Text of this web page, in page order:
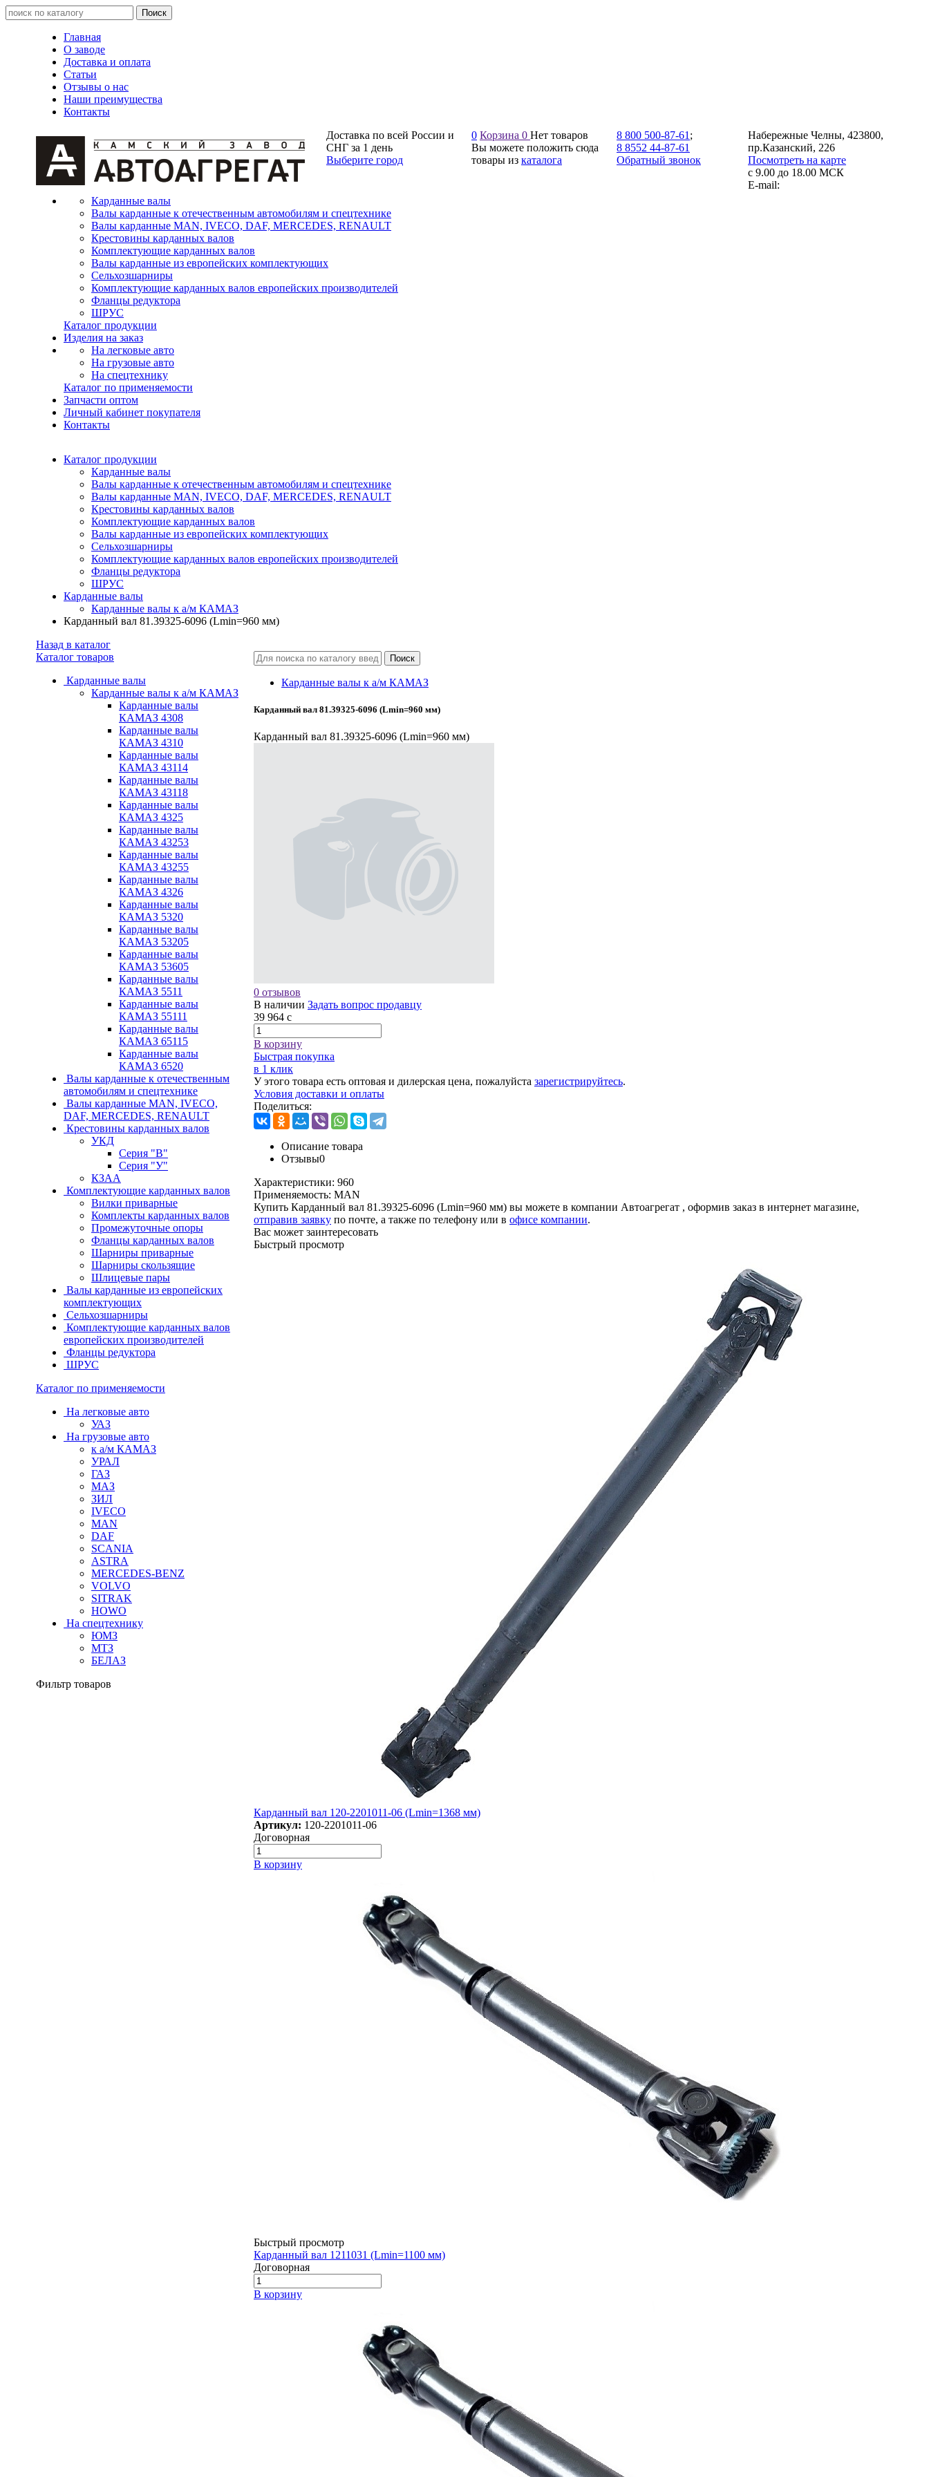
Главная
О заводе
Доставка и оплата
Статьи
Отзывы о нас
Наши преимущества
Контакты
Доставка по всей России и
СНГ за 1 день
Выберите город
0 Корзина 0 Нет товаров
Вы можете положить сюда
товары из каталога
8 800 500-87-61 ;
8 8552 44-87-61
Обратный звонок
Набережные Челны, 423800,
пр.Казанский, 226
Посмотреть на карте
с 9.00 до 18.00 МСК
E-mail:
Карданные валы
Валы карданные к отечественным автомобилям и спецтехнике
Валы карданные MAN, IVECO, DAF, MERCEDES, RENAULT
Крестовины карданных валов
Комплектующие карданных валов
Валы карданные из европейских комплектующих
Сельхозшарниры
Комплектующие карданных валов европейских производителей
Фланцы редуктора
ШРУС
Каталог продукции
Изделия на заказ
На легковые авто
На грузовые авто
На спецтехнику
Каталог по применяемости
Запчасти оптом
Личный кабинет покупателя
Контакты
Каталог продукции
Карданные валы
Валы карданные к отечественным автомобилям и спецтехнике
Валы карданные MAN, IVECO, DAF, MERCEDES, RENAULT
Крестовины карданных валов
Комплектующие карданных валов
Валы карданные из европейских комплектующих
Сельхозшарниры
Комплектующие карданных валов европейских производителей
Фланцы редуктора
ШРУС
Карданные валы
Карданные валы к а/м КАМАЗ
Карданный вал 81.39325-6096 (Lmin=960 мм)
Назад в каталог
Каталог товаров
Карданные валы
Карданные валы к а/м КАМАЗ
Карданные валы
КАМАЗ 4308
Карданные валы
КАМАЗ 4310
Карданные валы
КАМАЗ 43114
Карданные валы
КАМАЗ 43118
Карданные валы
КАМАЗ 4325
Карданные валы
КАМАЗ 43253
Карданные валы
КАМАЗ 43255
Карданные валы
КАМАЗ 4326
Карданные валы
КАМАЗ 5320
Карданные валы
КАМАЗ 53205
Карданные валы
КАМАЗ 53605
Карданные валы
КАМАЗ 5511
Карданные валы
КАМАЗ 55111
Карданные валы
КАМАЗ 65115
Карданные валы
КАМАЗ 6520
Валы карданные к отечественным
автомобилям и спецтехнике
Валы карданные MAN, IVECO,
DAF, MERCEDES, RENAULT
Крестовины карданных валов
УКД
Серия "В"
Серия "У"
КЗАА
Комплектующие карданных валов
Вилки приварные
Комплекты карданных валов
Промежуточные опоры
Фланцы карданных валов
Шарниры приварные
Шарниры скользящие
Шлицевые пары
Валы карданные из европейских
комплектующих
Сельхозшарниры
Комплектующие карданных валов
европейских производителей
Фланцы редуктора
ШРУС
Каталог по применяемости
На легковые авто
УАЗ
На грузовые авто
к а/м КАМАЗ
УРАЛ
ГАЗ
МАЗ
ЗИЛ
IVECO
MAN
DAF
SCANIA
ASTRA
MERCEDES-BENZ
VOLVO
SITRAK
HOWO
На спецтехнику
ЮМЗ
МТЗ
БЕЛАЗ
Фильтр товаров
Карданные валы к а/м КАМАЗ
Карданный вал 81.39325-6096 (Lmin=960 мм)
Карданный вал 81.39325-6096 (Lmin=960 мм)
0 отзывов
В наличии Задать вопрос продавцу
39 964 c
В корзину
Быстрая покупка
в 1 клик
У этого товара есть оптовая и дилерская цена, пожалуйста зарегистрируйтесь.
Условия доставки и оплаты
Поделиться:
Описание товара
Отзывы0
Характеристики: 960
Применяемость: MAN
Купить Карданный вал 81.39325-6096 (Lmin=960 мм) вы можете в компании Автоагрегат , оформив заказ в интернет магазине,
отправив заявку по почте, а также по телефону или в офисе компании.
Вас может заинтересовать
Быстрый просмотр
Карданный вал 120-2201011-06 (Lmin=1368 мм)
Артикул: 120-2201011-06
Договорная
В корзину
Быстрый просмотр
Карданный вал 1211031 (Lmin=1100 мм)
Договорная
В корзину